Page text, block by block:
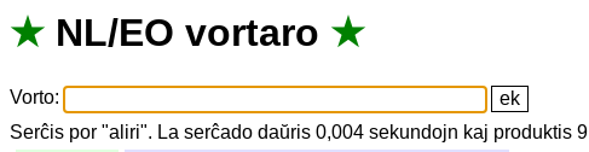
★ NL/EO vortaro ★
Vorto:
Serĉis por "aliri". La serĉado daŭris 0,004sekundojn kaj produktis 9